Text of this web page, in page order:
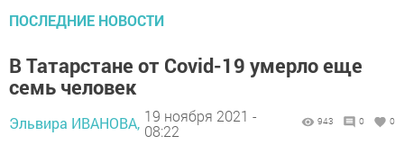
ПОСЛЕДНИЕ НОВОСТИ
В Татарстане от Covid-19 умерло еще
семь человек
Эльвира ИВАНОВА, 19 ноября 2021 -
08:22
943 0 0